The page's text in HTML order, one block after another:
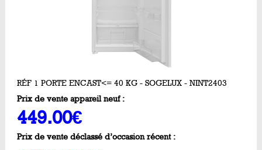
RÉF 1 PORTE ENCAST<= 40 KG - SOGELUX - NINT2403
Prix de vente appareil neuf :
449.00€
Prix de vente déclassé d’occasion récent :